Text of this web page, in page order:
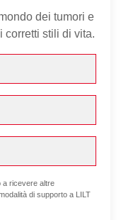
dei tumori e
corretti stili di vita.
a ricevere altre
di supporto a LILT